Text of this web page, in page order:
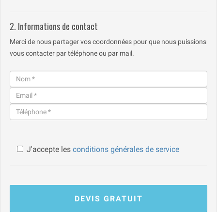
2. Informations de contact
Merci de nous partager vos coordonnées pour que nous puissions
vous contacter par téléphone ou par mail.
J'accepte les conditions générales de service
DEVIS GRATUIT